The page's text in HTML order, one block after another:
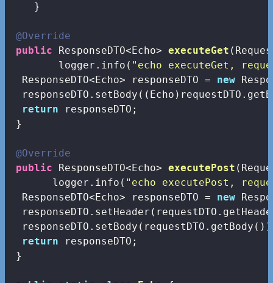
    }
@Override
public ResponseDTO<Echo> executeGet
        logger.info(
"echo executeGet,
  ResponseDTO<Echo> responseDTO =
new
return responseDTO;
}
@Override
public ResponseDTO<Echo> executePost
       logger.info(
"echo executePost,
  ResponseDTO<Echo> responseDTO =
new
return responseDTO;
}